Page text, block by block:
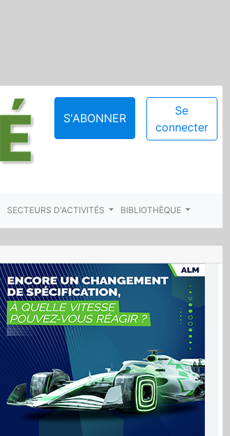
S'ABONNER
Se
connecter
SECTEURS D'ACTIVITÉS BIBLIOTHÈQUE